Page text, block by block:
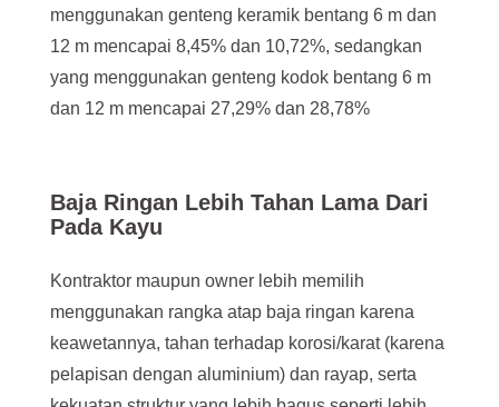
menggunakan genteng keramik bentang 6 m dan
12 m mencapai 8,45% dan 10,72%, sedangkan
yang menggunakan genteng kodok bentang 6 m
dan 12 m mencapai 27,29% dan 28,78%
Baja Ringan Lebih Tahan Lama Dari
Pada Kayu
Kontraktor maupun owner lebih memilih
menggunakan rangka atap baja ringan karena
keawetannya, tahan terhadap korosi/karat (karena
pelapisan dengan aluminium) dan rayap, serta